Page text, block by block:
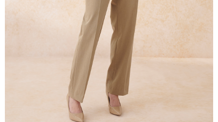
３．未成年的使用者請事先徵得法定代理人或監護人之同意方可使用
「AFTEE先享後付」，若未經同意申辦者引起之損失，本公司不負相關責
４．使用「AFTEE先享後付」時，將依據個別帳號之用戶狀況，依本公司即
時審查核予不同之上限額度；若仍有額度不足之情形，本公司將視審查結果
請求用戶進行身份認證。
５．嚴禁一人註冊多個帳號或使用他人資訊註冊。若發現惡意使用之情形，
恩沛科技股份有限公司將有權停止該用戶之使用額度並採取法律行動。